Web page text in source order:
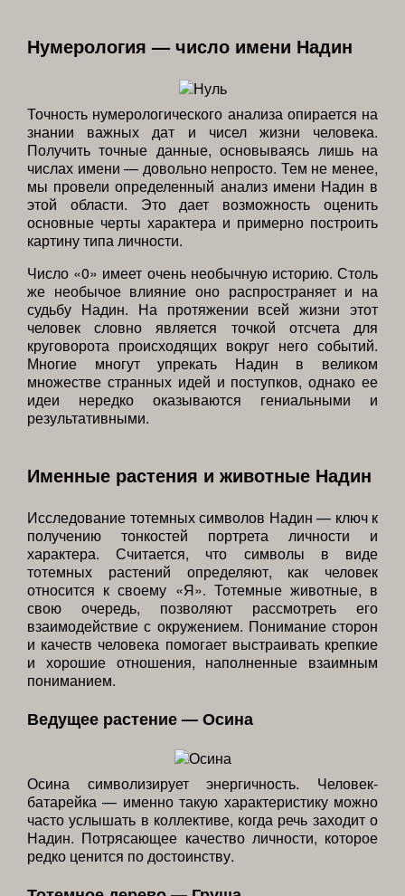
Нумерология — число имени Надин
Точность нумерологического анализа опирается на
знании важных дат и чисел жизни человека.
Получить точные данные, основываясь лишь на
числах имени — довольно непросто. Тем не менее,
мы провели определенный анализ имени Надин в
этой области. Это дает возможность оценить
основные черты характера и примерно построить
картину типа личности.
Число «0» имеет очень необычную историю. Столь
же необычое влияние оно распространяет и на
судьбу Надин. На протяжении всей жизни этот
человек словно является точкой отсчета для
круговорота происходящих вокруг него событий.
Многие многут упрекать Надин в великом
множестве странных идей и поступков, однако ее
идеи нередко оказываются гениальными и
результативными.
Именные растения и животные Надин
Исследование тотемных символов Надин — ключ к
получению тонкостей портрета личности и
характера. Считается, что символы в виде
тотемных растений определяют, как человек
относится к своему «Я». Тотемные животные, в
свою очередь, позволяют рассмотреть его
взаимодействие с окружением. Понимание сторон
и качеств человека помогает выстраивать крепкие
и хорошие отношения, наполненные взаимным
пониманием.
Ведущее растение — Осина
Осина символизирует энергичность. Человек-
батарейка — именно такую характеристику можно
часто услышать в коллективе, когда речь заходит о
Надин. Потрясающее качество личности, которое
редко ценится по достоинству.